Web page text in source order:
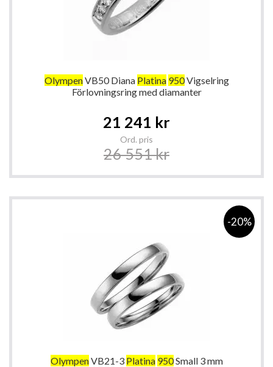
OlympenVB50 Diana Platina 950Vigselring
Förlovningsring med diamanter
21 241 kr
Ord. pris
26 551 kr
-20%
OlympenVB21-3 Platina 950Small 3 mm